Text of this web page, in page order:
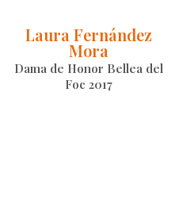
Laura Fernández
Mora
Dama de Honor Bellea del
Foc 2017